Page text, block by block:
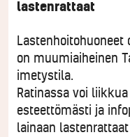
lastenrattaat
Lastenhoitohuoneet
on muumiaiheinen
imetystila.
Ratinassa voi
esteettömästi ja
lainaan